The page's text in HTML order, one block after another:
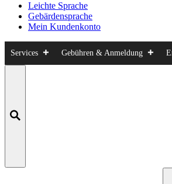
Leichte Sprache
Gebärdensprache
Mein Kundenkonto
Services Gebühren & Anmeldung